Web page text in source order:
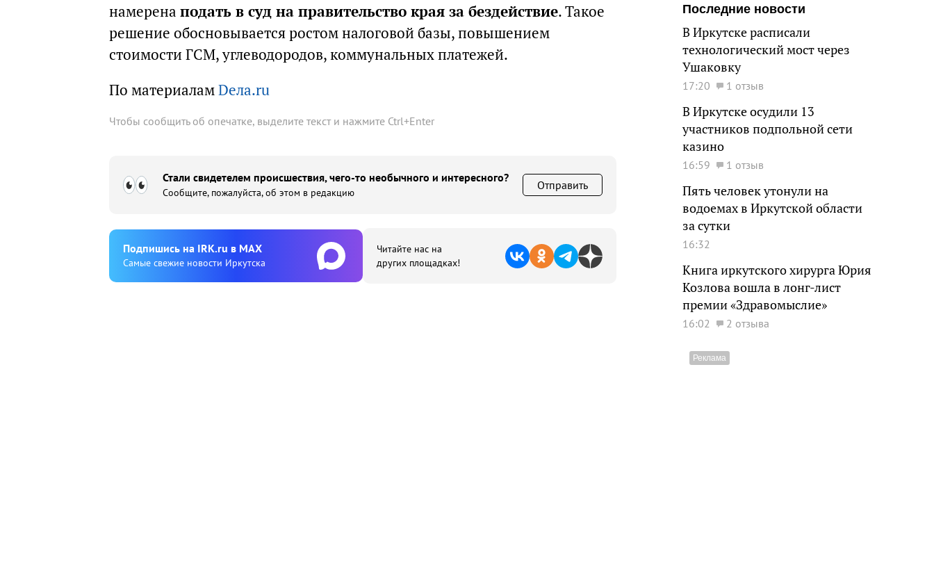
намерена подать в суд на правительство края за бездействие. Такое
решение обосновывается ростом налоговой базы, повышением
стоимости ГСМ, углеводородов, коммунальных платежей.
По материаламDела.ru
Чтобы сообщить об опечатке, выделите текст и нажмите Ctrl+Enter
Стали свидетелем происшествия, чего-то необычного и интересного?
Сообщите, пожалуйста, об этом в редакцию
Отправить
Подпишиcь на IRK.ru в MAX
Cамые свежие новости Иркутска
Читайте нас на
других площадках!
Последние новости
В Иркутске расписали
технологический мост через
Ушаковку
17:20 1 отзыв
В Иркутске осудили 13
участников подпольной сети
казино
16:59 1 отзыв
Пять человек утонули на
водоемах в Иркутской области
за сутки
16:32
Книга иркутского хирурга Юрия
Козлова вошла в лонг-лист
премии «Здравомыслие»
16:02 2 отзыва